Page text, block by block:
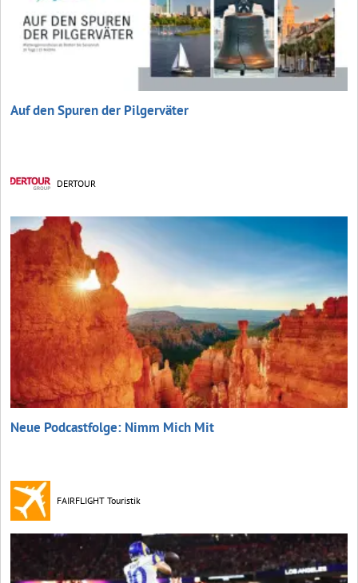
Auf den Spuren der Pilgerväter
DERTOUR
Neue Podcastfolge: Nimm Mich Mit
FAIRFLIGHT Touristik